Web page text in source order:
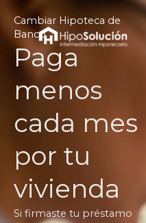
contenido
Cambiar Hipoteca de
Banco
Paga
menos
cada mes
por tu
vivienda
Si firmaste tu préstamo